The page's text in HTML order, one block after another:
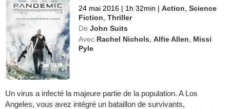
24 mai 2016 | 1h 32min | Action ,Science
Fiction ,Thriller
De John Suits
Avec Rachel Nichols ,Alfie Allen
Missi
Pyle
Un virus a infecté la majeure partie de la population. A Los
Angeles, vous avez intégré un bataillon de survivants,